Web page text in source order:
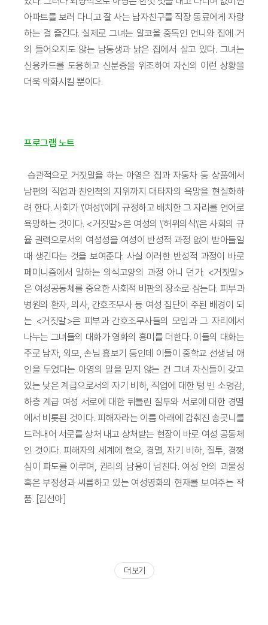
아파트를 보러 다니고 잘 사는 남자친구를 직장 동료에게 자랑
하는 걸 즐긴다. 실제로 그녀는 알코올 중독인 언니와 집에 거
의 들어오지도 않는 남동생과 낡은 집에서 살고 있다. 그녀는
신용카드를 도용하고 신분증을 위조하여 자신의 이런 상황을
더욱 악화시킬 뿐이다.
프로그램 노트
습관적으로 거짓말을 하는 아영은 집과 자동차 등 상품에서
남편의 직업과 친인척의 지위까지 대타자의 욕망을 현실화하
려 한다. 사회가 \'여성\'에게 규정하고 배치한 그 자리를 언어로
욕망하는 것이다. <거짓말>은 여성의 \'허위의식\'은 사회의 규
율 권력으로서의 여성성을 여성이 반성적 과정 없이 받아들일
때 생긴다는 것을 보여준다. 사실 이러한 반성적 과정이 바로
페미니즘에서 말하는 의식고양의 과정 아니 던가. <거짓말>
은 여성공동체를 중요한 사회적 비판의 장소로 삼는다. 피부과
병원의 환자, 의사, 간호조무사 등 여성 집단이 주된 배경이 되
는 <거짓말>은 피부과 간호조무사들의 모임과 그 자리에서
나누는 그녀들의 대화가 영화의 흥미를 더한다. 이들의 대화는
주로 남자, 외모, 손님 흉보기 등인데 이들이 중학교 선생님 애
인을 두었다는 아영의 말을 믿지 않는 건 그녀 자신들이 갖고
있는 낮은 계급으로서의 자기 비하, 직업에 대한 텅 빈 소명감,
하층 계급 여성 서로에 대한 뒤틀린 질투와 서로에 대한 경멸
에서 비롯된 것이다. 피해자라는 이름 아래에 감춰진 송곳니를
드러내어 서로를 상처 내고 상처받는 현장이 바로 여성 공동체
인 것이다. 피해자의 세계에 혐오, 경멸, 자기 비하, 질투, 경쟁
심이 파도를 이루며, 권리의 남용이 넘친다. 여성 안의 괴물성
혹은 부정성과 씨름하고 있는 여성영화의 현재를 보여주는 작
품. [김선아]
더 보기